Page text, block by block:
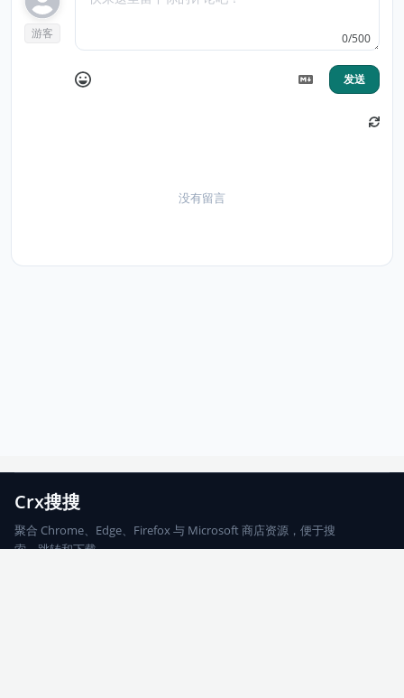
游客 0/500
发送
没有留言
Crx搜搜
聚合 Chrome、Edge、Firefox 与 Microsoft 商店资源，便于搜
索、跳转和下载。